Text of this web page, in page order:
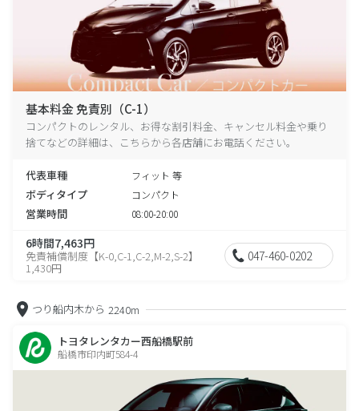
基本料金 免責別（C-1）
コンパクトのレンタル、お得な割引料金、キャンセル料金や乗り
捨てなどの詳細は、こちらから各店舗にお電話ください。
代表車種 フィット 等
ボディタイプ コンパクト
営業時間 08:00-20:00
6時間7,463円
免責補償制度【K-0,C-1,C-2,M-2,S-2】
1,430円
047-460-0202
つり船内木から 2240m
トヨタレンタカー西船橋駅前
船橋市印内町584-4